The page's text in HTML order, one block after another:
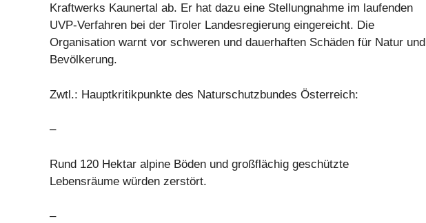
Kraftwerks Kaunertal ab. Er hat dazu eine Stellungnahme im laufenden
UVP-Verfahren bei der Tiroler Landesregierung eingereicht. Die
Organisation warnt vor schweren und dauerhaften Schäden für Natur und
Bevölkerung.
Zwtl.: Hauptkritikpunkte des Naturschutzbundes Österreich:
–
Rund 120 Hektar alpine Böden und großflächig geschützte
Lebensräume würden zerstört.
–